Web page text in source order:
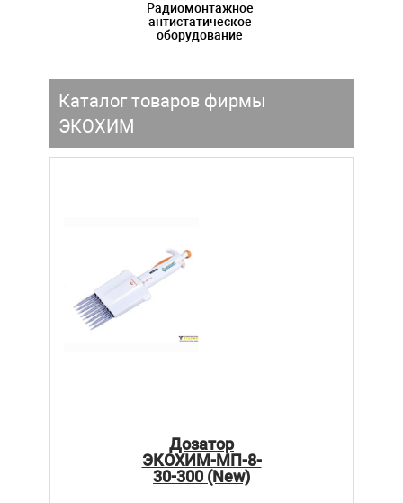
Радиомонтажное
антистатическое
оборудование
Каталог товаров фирмы
ЭКОХИМ
Дозатор
ЭКОХИМ-МП-8-
30-300 (New)